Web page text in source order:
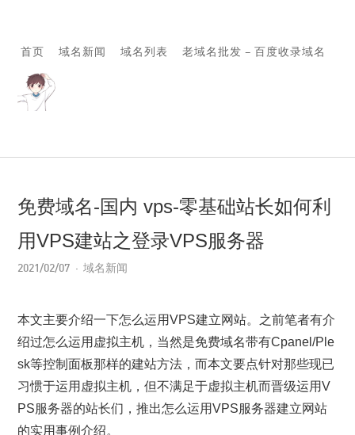
首页 域名新闻 域名列表 老域名批发 – 百度收录域名
免费域名-国内 vps-零基础站长如何利
用VPS建站之登录VPS服务器
2021/02/07 域名新闻
本文主要介绍一下怎么运用VPS建立网站。之前笔者有介
绍过怎么运用虚拟主机，当然是免费域名带有Cpanel/Ple
sk等控制面板那样的建站方法，而本文要点针对那些现已
习惯于运用虚拟主机，但不满足于虚拟主机而晋级运用V
PS服务器的站长们，推出怎么运用VPS服务器建立网站
的实用事例介绍。